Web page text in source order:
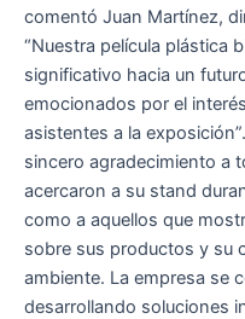
comentó Juan Martínez,
“Nuestra película plástica
significativo hacia un
emocionados por el
asistentes a la
sincero agradecimiento a
acercaron a su stand
como a aquellos que
sobre sus productos y su
ambiente. La empresa se
desarrollando soluciones